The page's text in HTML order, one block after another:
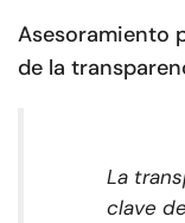
Asesoramiento
de la
La
clave